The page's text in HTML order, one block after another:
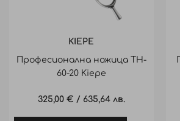
KIEPE
Професионална ножица TH-
60-20 Kiepe
325,00 € / 635,64 лв.